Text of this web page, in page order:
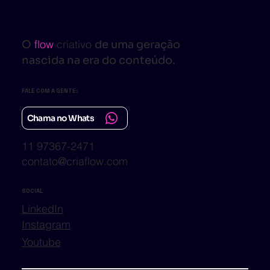
O flow criativo de uma geração
nascida na era do conteúdo.
FALE COM A GENTE:
11 97367-2471
contato@criaflow.com
Chama no Whats
SOCIAL
LinkedIn
Instagram
Youtube